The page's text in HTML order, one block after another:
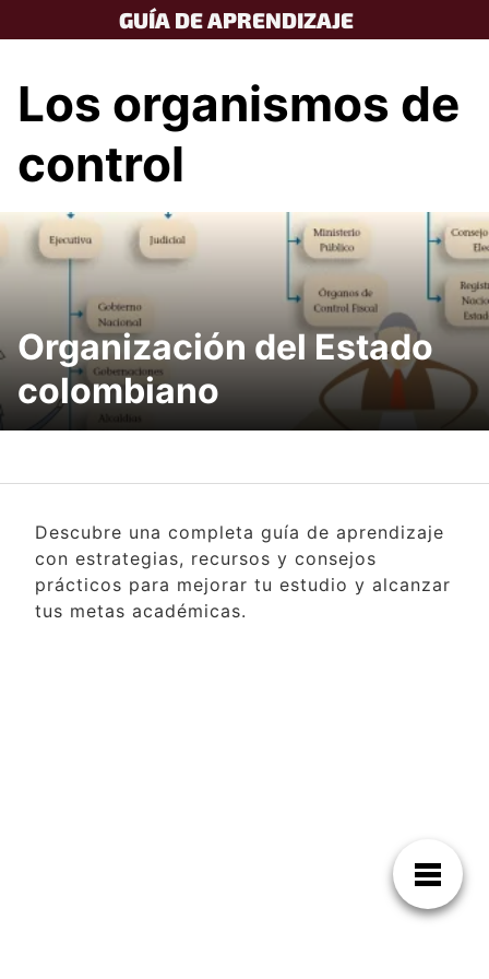
to
GUÍA DE APRENDIZAJE
Los organismos de
control
Organización del Estado
colombiano
Descubre una completa guía de aprendizaje
con estrategias, recursos y consejos
prácticos para mejorar tu estudio y alcanzar
tus metas académicas.